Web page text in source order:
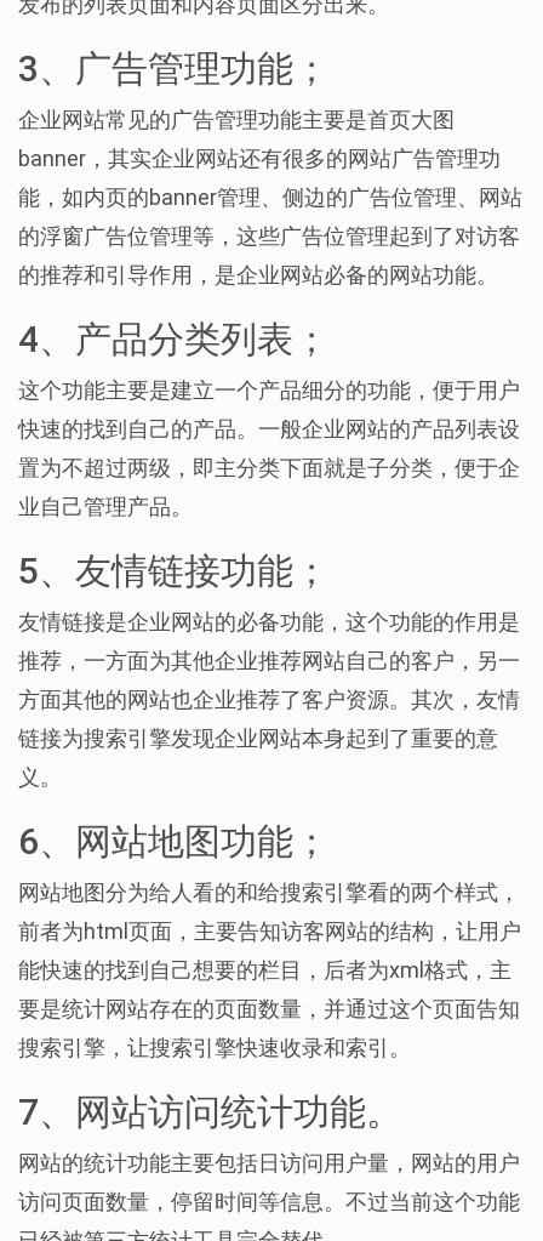
3、广告管理功能；
企业网站常见的广告管理功能主要是首页大图
banner，其实企业网站还有很多的网站广告管理功
能，如内页的banner管理、侧边的广告位管理、网站
的浮窗广告位管理等，这些广告位管理起到了对访客
的推荐和引导作用，是企业网站必备的网站功能。
4、产品分类列表；
这个功能主要是建立一个产品细分的功能，便于用户
快速的找到自己的产品。一般企业网站的产品列表设
置为不超过两级，即主分类下面就是子分类，便于企
业自己管理产品。
5、友情链接功能；
友情链接是企业网站的必备功能，这个功能的作用是
推荐，一方面为其他企业推荐网站自己的客户，另一
方面其他的网站也企业推荐了客户资源。其次，友情
链接为搜索引擎发现企业网站本身起到了重要的意
义。
6、网站地图功能；
网站地图分为给人看的和给搜索引擎看的两个样式，
前者为html页面，主要告知访客网站的结构，让用户
能快速的找到自己想要的栏目，后者为xml格式，主
要是统计网站存在的页面数量，并通过这个页面告知
搜索引擎，让搜索引擎快速收录和索引。
7、网站访问统计功能。
网站的统计功能主要包括日访问用户量，网站的用户
访问页面数量，停留时间等信息。不过当前这个功能